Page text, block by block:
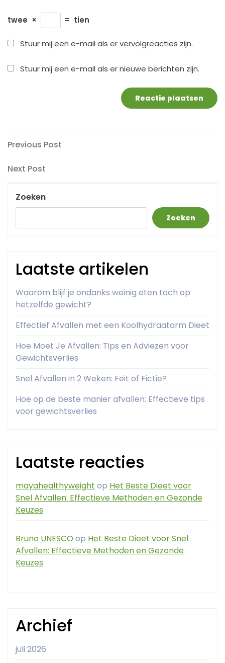
twee × = tien
Stuur mij een e-mail als er vervolgreacties zijn.
Stuur mij een e-mail als er nieuwe berichten zijn.
Berichtnavigatie
Previous
Previous Post
Next
Next Post
Zoeken
Zoeken
Laatste artikelen
Waarom blijf je ondanks weinig eten toch op
hetzelfde gewicht?
Effectief Afvallen met een Koolhydraatarm Dieet
Hoe Moet Je Afvallen: Tips en Adviezen voor
Gewichtsverlies
Snel Afvallen in 2 Weken: Feit of Fictie?
Hoe op de beste manier afvallen: Effectieve tips
voor gewichtsverlies
Laatste reacties
mayahealthyweight op Het Beste Dieet voor
Snel Afvallen: Effectieve Methoden en Gezonde
Keuzes
Bruno UNESCO op Het Beste Dieet voor Snel
Afvallen: Effectieve Methoden en Gezonde
Keuzes
Archief
juli 2026